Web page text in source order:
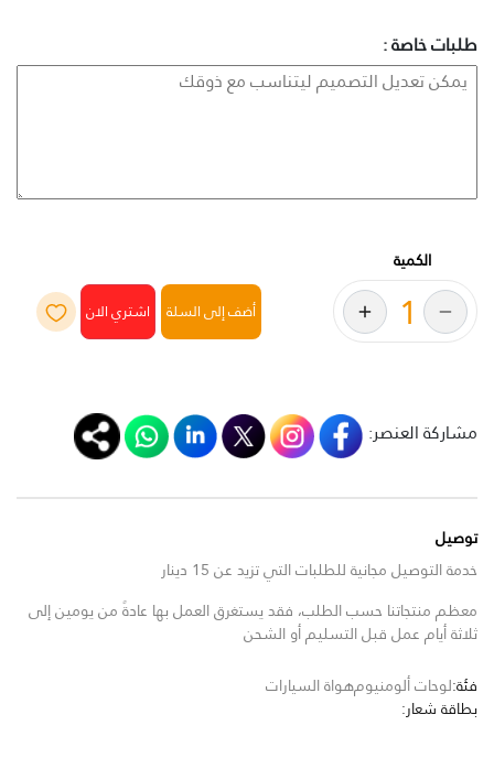
طلبات خاصة :
الكمية
أضف إلى السلة
مشاركة العنصر:
توصيل
خدمة التوصيل مجانية للطلبات التي تزيد عن 15 دينار
معظم منتجاتنا حسب الطلب، فقد يستغرق العمل بها عادةً من يومين إلى
ثلاثة أيام عمل قبل التسليم أو الشحن
فئة:لوحات ألومنيومهواة السيارات
بطاقة شعار: